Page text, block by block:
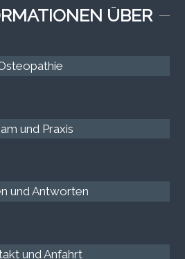
ÜBER
und Praxis
und Antworten
und Anfahrt